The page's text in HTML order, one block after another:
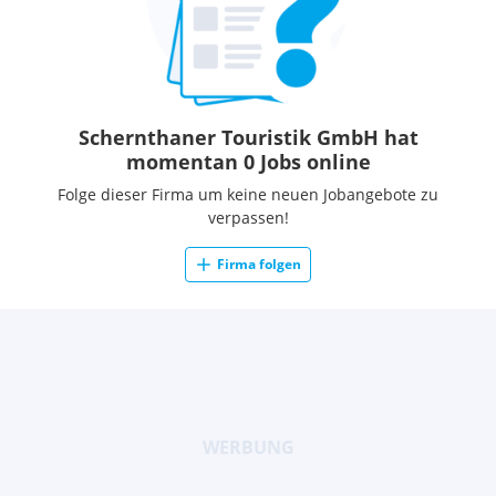
Schernthaner Touristik GmbH hat
momentan 0 Jobs online
Folge dieser Firma um keine neuen Jobangebote zu
verpassen!
Firma folgen